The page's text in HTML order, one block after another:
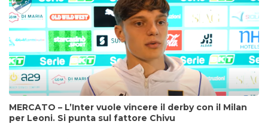
MERCATO – L’Inter vuole vincere il derby con il Milan
per Leoni. Si punta sul fattore Chivu